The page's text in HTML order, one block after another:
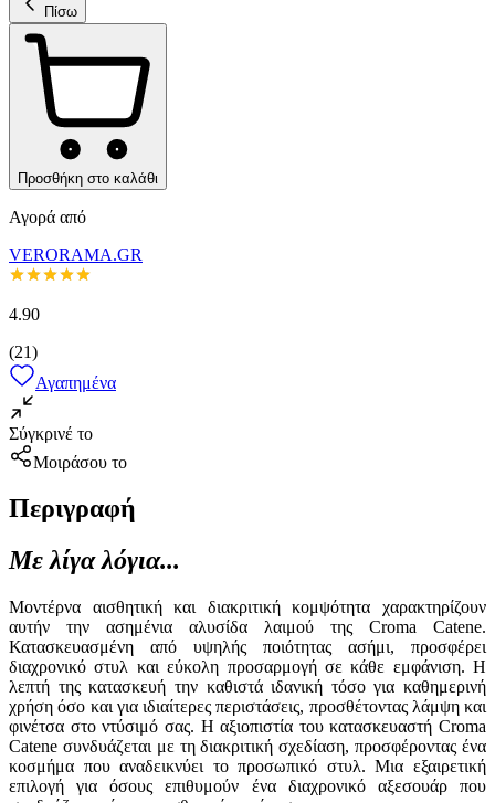
Πίσω
Προσθήκη στο καλάθι
Αγορά από
VERORAMA.GR
4.90
(21)
Αγαπημένα
Σύγκρινέ το
Μοιράσου το
Περιγραφή
Με λίγα λόγια...
Μοντέρνα αισθητική και διακριτική κομψότητα χαρακτηρίζουν
αυτήν την ασημένια αλυσίδα λαιμού της Croma Catene.
Κατασκευασμένη από υψηλής ποιότητας ασήμι, προσφέρει
διαχρονικό στυλ και εύκολη προσαρμογή σε κάθε εμφάνιση. Η
λεπτή της κατασκευή την καθιστά ιδανική τόσο για καθημερινή
χρήση όσο και για ιδιαίτερες περιστάσεις, προσθέτοντας λάμψη και
φινέτσα στο ντύσιμό σας. Η αξιοπιστία του κατασκευαστή Croma
Catene συνδυάζεται με τη διακριτική σχεδίαση, προσφέροντας ένα
κοσμήμα που αναδεικνύει το προσωπικό στυλ. Μια εξαιρετική
επιλογή για όσους επιθυμούν ένα διαχρονικό αξεσουάρ που